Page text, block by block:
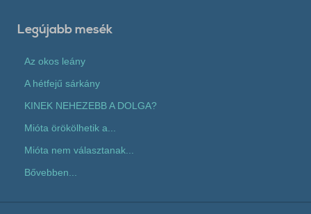
Legújabb mesék
Az okos leány
A hétfejű sárkány
KINEK NEHEZEBB A DOLGA?
Mióta örökölhetik a...
Mióta nem választanak...
Bővebben...